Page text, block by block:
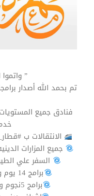
”
تم بحمد الله أصدار
فنادق جميع
خدمه
الانتقالات ب
جميع المزارات
السفر علي
برامج 14 يوم وبرامج 9 ايام وبرامج 6 ايام
برامج 5نجوم واقتصادي مميز واقتصادى